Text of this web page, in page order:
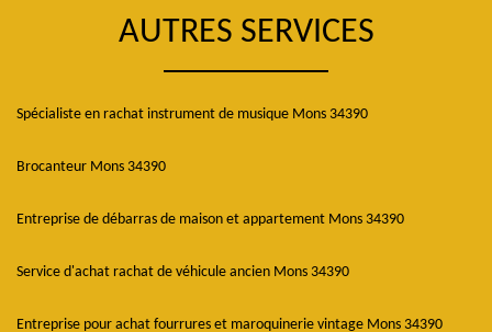
AUTRES SERVICES
Spécialiste en rachat instrument de musique Mons 34390
Brocanteur Mons 34390
Entreprise de débarras de maison et appartement Mons 34390
Service d'achat rachat de véhicule ancien Mons 34390
Entreprise pour achat fourrures et maroquinerie vintage Mons 34390